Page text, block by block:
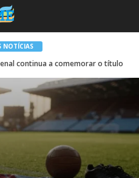
NOTÍCIAS
continua a comemorar o título